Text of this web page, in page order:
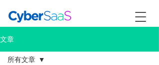
文章
所有文章